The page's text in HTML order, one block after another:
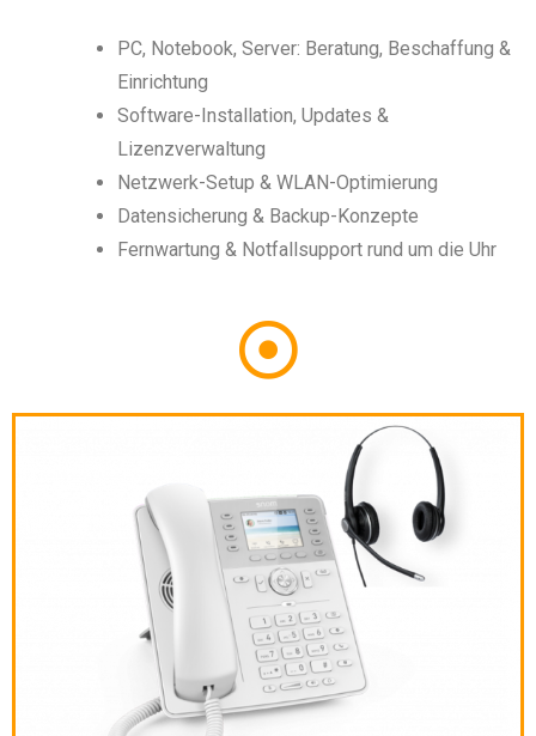
PC, Notebook, Server: Beratung, Beschaffung &
Einrichtung
Software-Installation, Updates &
Lizenzverwaltung
Netzwerk-Setup & WLAN-Optimierung
Datensicherung & Backup-Konzepte
Fernwartung & Notfallsupport rund um die Uhr